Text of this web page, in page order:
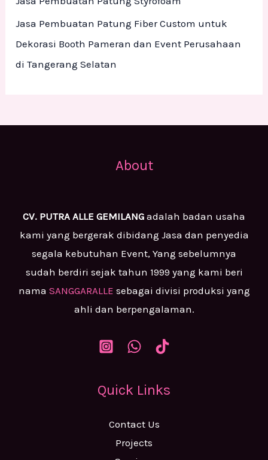
Jasa Pembuatan Patung Fiber Custom untuk
Dekorasi Booth Pameran dan Event Perusahaan
di Tangerang Selatan
About
CV. PUTRA ALLE GEMILANG adalah badan usaha
kami yang bergerak dibidang Jasa dan penyedia
segala kebutuhan Event, Yang sebelumnya
sudah berdiri sejak tahun 1999 yang kami beri
nama SANGGARALLE sebagai divisi produksi yang
ahli dan berpengalaman.
Quick Links
Contact Us
Projects